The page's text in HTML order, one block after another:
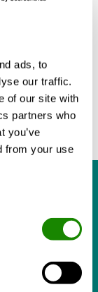
ads, to
our traffic.
of our site with
partners who
you’ve
from your use
en gezond
aan
EAGLE-
optimaal